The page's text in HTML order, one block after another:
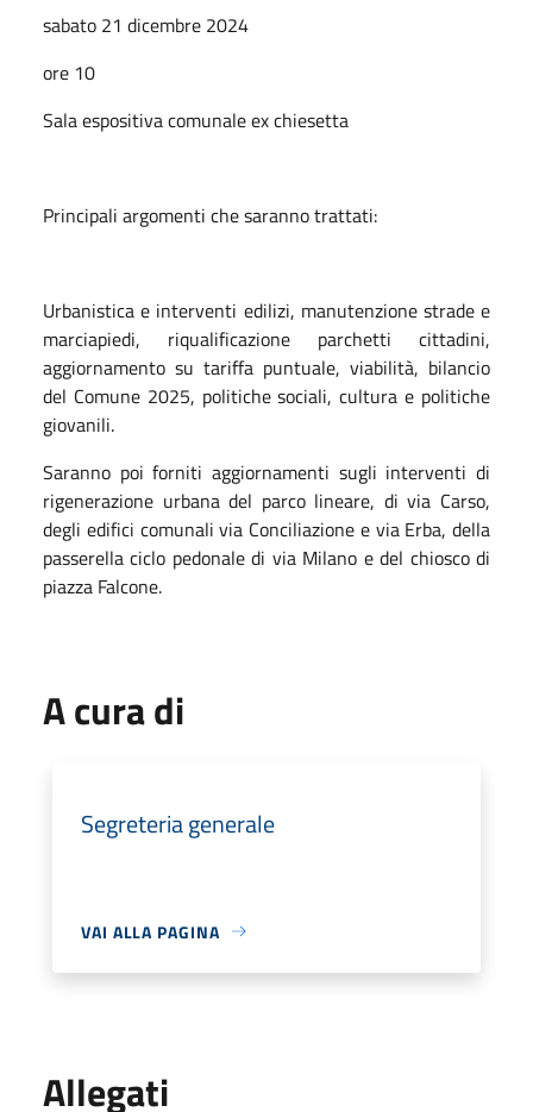
sabato 21 dicembre 2024
ore 10
Sala espositiva comunale ex chiesetta
Principali argomenti che saranno trattati:
Urbanistica e interventi edilizi, manutenzione strade e
marciapiedi, riqualificazione parchetti cittadini,
aggiornamento su tariffa puntuale, viabilità, bilancio
del Comune 2025, politiche sociali, cultura e politiche
giovanili.
Saranno poi forniti aggiornamenti sugli interventi di
rigenerazione urbana del parco lineare, di via Carso,
degli edifici comunali via Conciliazione e via Erba, della
passerella ciclo pedonale di via Milano e del chiosco di
piazza Falcone.
A cura di
Segreteria generale
VAI ALLA PAGINA
Allegati